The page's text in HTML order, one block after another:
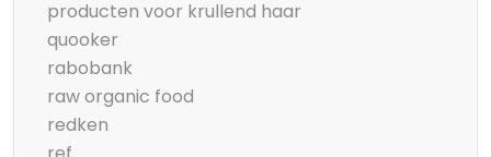
producten voor krullend haar
quooker
rabobank
raw organic food
redken